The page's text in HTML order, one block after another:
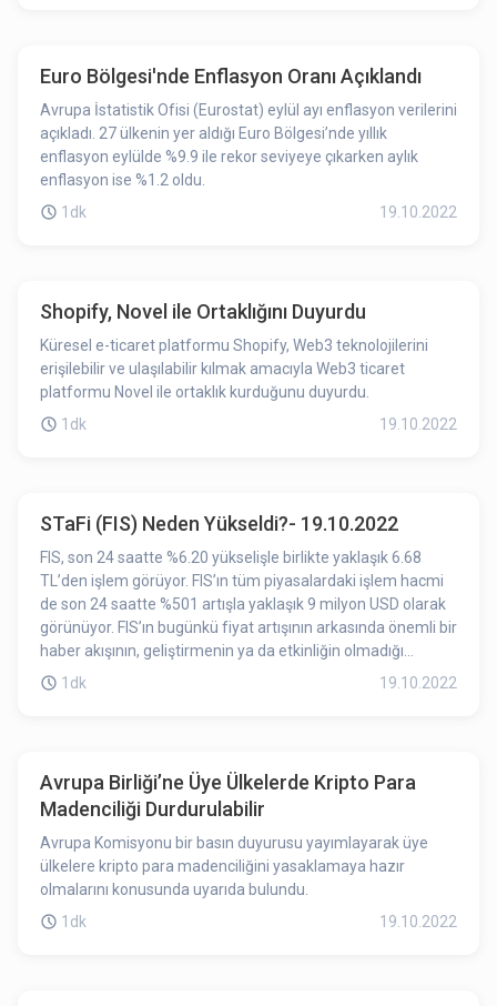
Euro Bölgesi'nde Enflasyon Oranı Açıklandı
Avrupa İstatistik Ofisi (Eurostat) eylül ayı enflasyon verilerini
açıkladı. 27 ülkenin yer aldığı Euro Bölgesi’nde yıllık
enflasyon eylülde %9.9 ile rekor seviyeye çıkarken aylık
enflasyon ise %1.2 oldu.
1dk
19.10.2022
Shopify, Novel ile Ortaklığını Duyurdu
Küresel e-ticaret platformu Shopify, Web3 teknolojilerini
erişilebilir ve ulaşılabilir kılmak amacıyla Web3 ticaret
platformu Novel ile ortaklık kurduğunu duyurdu.
1dk
19.10.2022
STaFi (FIS) Neden Yükseldi?- 19.10.2022
FIS, son 24 saatte %6.20 yükselişle birlikte yaklaşık 6.68
TL’den işlem görüyor. FIS’ın tüm piyasalardaki işlem hacmi
de son 24 saatte %501 artışla yaklaşık 9 milyon USD olarak
görünüyor. FIS’ın bugünkü fiyat artışının arkasında önemli bir
haber akışının, geliştirmenin ya da etkinliğin olmadığı
görülüyor. Bu yükselişe teknik analiz kaynaklı faktörler etki
1dk 19.10.2022
Avrupa Birliği’ne Üye Ülkelerde Kripto Para
Madenciliği Durdurulabilir
Avrupa Komisyonu bir basın duyurusu yayımlayarak üye
ülkelere kripto para madenciliğini yasaklamaya hazır
olmalarını konusunda uyarıda bulundu.
1dk
19.10.2022